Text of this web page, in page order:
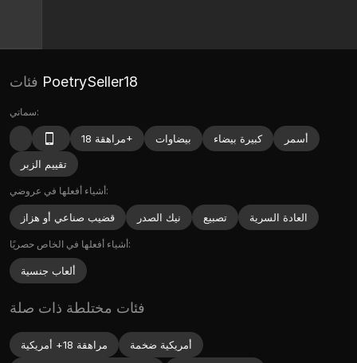
PoetrySeller18
سماتي:
مراهقة 18+ بيضاوات كبيرة بيضاء
أسمر
تقييم الزبر
أشياء أفعلها في عروضي:
قضيب صناعي أو هزاز نيك الصدر تصبيع العادة السرية
أشياء أفعلها في الخاص حصريًا:
ألعاب جنسية
فئات مختلطة ذات صلة
مراهقة 18+ أمريكية
أمريكية ضخمة